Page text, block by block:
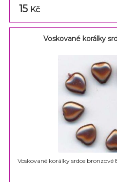
15 Kč
Voskované korálky
Voskované korálky srdce bronzové